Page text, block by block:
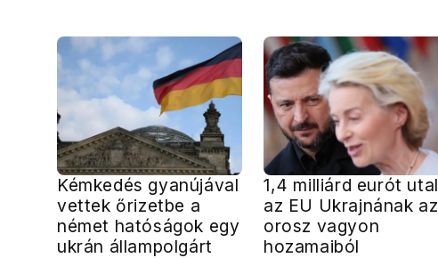
Kémkedés gyanújával
vettek őrizetbe a
német hatóságok egy
ukrán állampolgárt
1,4 milliárd eurót utal
az EU Ukrajnának az
orosz vagyon
hozamaiból